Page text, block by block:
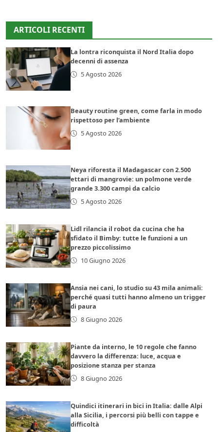
ARTICOLI RECENTI
La lontra riconquista il Nord Italia dopo
decenni di assenza
5 Agosto 2026
Beauty routine green, come farla in modo
rispettoso per l’ambiente
5 Agosto 2026
Neya riforesta il Madagascar con 2.500
ettari di mangrovie: un polmone verde
grande 3.300 campi da calcio
5 Agosto 2026
Lidl rilancia il robot da cucina che ha
sfidato il Bimby: tutte le funzioni a un
prezzo piccolissimo
10 Giugno 2026
Ansia nei cani, lo studio su 43 mila animali:
perché quasi tutti hanno almeno un trigger
di paura
8 Giugno 2026
Piante da interno, le 10 regole che fanno
davvero la differenza: luce, acqua e
posizione stanza per stanza
8 Giugno 2026
Quindici itinerari in bici in Italia: dalle Alpi
alla Sicilia, i percorsi più belli con tappe e
difficoltà